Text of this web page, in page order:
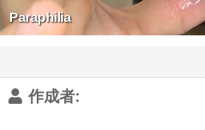
Skip to content
Paraphilia
作成者: